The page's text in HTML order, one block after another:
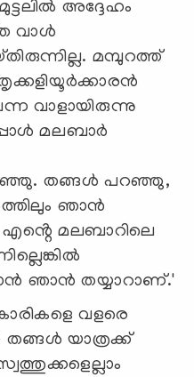
അദ്ദേഹം
വാൾ
മമ്പുറത്ത്
വാളായിരുന്നു
മലബാർ
തങ്ങൾ പറഞ്ഞു,
ഞാൻ
എൻ്റെ മലബാറിലെ
ഞാൻ തയ്യാറാണ്.'
വളരെ
തങ്ങൾ യാത്രക്ക്